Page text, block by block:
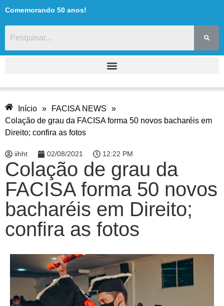
Comemorando 50 anos!
Início » FACISA NEWS
»
Colação de grau da FACISA forma 50 novos bacharéis em
Direito; confira as fotos
iihht 02/08/2021 12:22 PM
Colação de grau da
FACISA forma 50 novos
bacharéis em Direito;
confira as fotos